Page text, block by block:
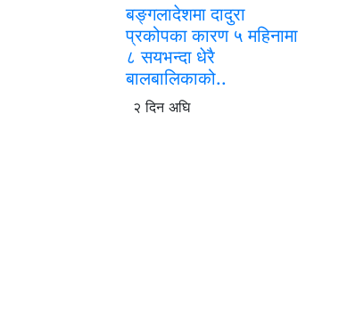
बङ्गलादेशमा दादुरा
प्रकोपका कारण ५ महिनामा
८ सयभन्दा धेरै
बालबालिकाको..
२ दिन अघि